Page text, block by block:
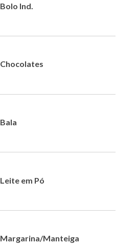
Bolo Ind.
Chocolates
Bala
Leite em Pó
Margarina/Manteiga